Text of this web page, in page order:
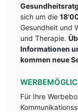
sich um die
Gesundheit und
und Therapie.
Informationen
kommen neue
Für Ihre